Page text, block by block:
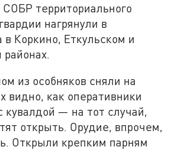
территориального
нагрянули в
Коркино, Еткульском и
из особняков сняли на
видно, как оперативники
кувалдой — на тот случай,
открыть. Орудие, впрочем,
Открыли крепким парням